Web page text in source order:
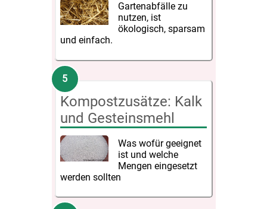
Gartenabfälle zu
nutzen, ist
ökologisch, sparsam
und einfach.
Kompostzusätze: Kalk
und Gesteinsmehl
Was wofür geeignet
ist und welche
Mengen eingesetzt
werden sollten